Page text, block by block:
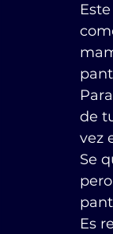
de
vez
Se
Es